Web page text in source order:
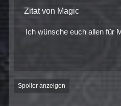
Zitat von Magic
Ich wünsche euch allen für
Spoiler anzeigen